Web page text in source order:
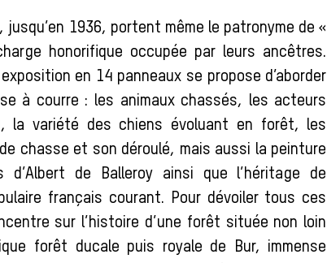
1936, portent même le patronyme de «
honorifique occupée par leurs ancêtres.
en 14 panneaux se propose d’aborder
à courre : les animaux chassés, les acteurs
la variété des chiens évoluant en forêt, les
chasse et son déroulé, mais aussi la peinture
de Balleroy ainsi que l’héritage de
français courant. Pour dévoiler tous ces
sur l’histoire d’une forêt située non loin
forêt ducale puis royale de Bur, immense